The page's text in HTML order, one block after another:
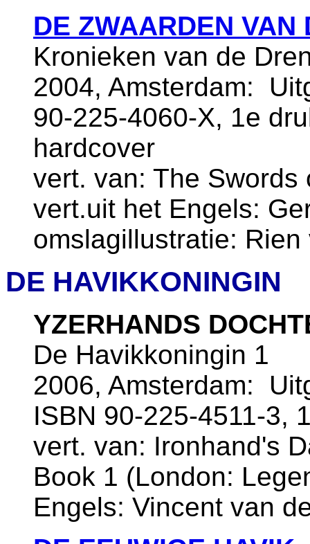
DE ZWAARDEN VAN
Kronieken van de
2004, Amsterdam:
90-225-4060-X, 1e
hardcover
vert. van: The
vert.uit het Engels:
omslagillustratie:
DE HAVIKKONINGIN
YZERHANDS
De Havikkoningin 1
2006, Amsterdam:
ISBN 90-225-4511-3,
vert. van: Ironhand's
Book 1 (London:
Engels: Vincent van